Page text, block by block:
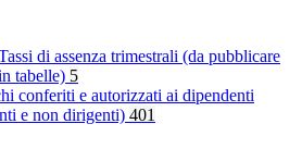
di assenza trimestrali (da pubblicare
tabelle) 5
conferiti e autorizzati ai dipendenti
e non dirigenti) 401